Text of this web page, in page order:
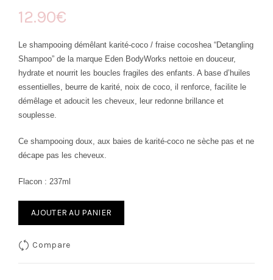
12.90€
Le shampooing démêlant karité-coco / fraise cocoshea “Detangling
Shampoo” de la marque Eden BodyWorks nettoie en douceur,
hydrate et nourrit les boucles fragiles des enfants. A base d’huiles
essentielles, beurre de karité, noix de coco, il renforce, facilite le
démêlage et adoucit les cheveux, leur redonne brillance et
souplesse.
Ce shampooing doux, aux baies de karité-coco ne sèche pas et ne
décape pas les cheveux.
Flacon : 237ml
AJOUTER AU PANIER
Compare